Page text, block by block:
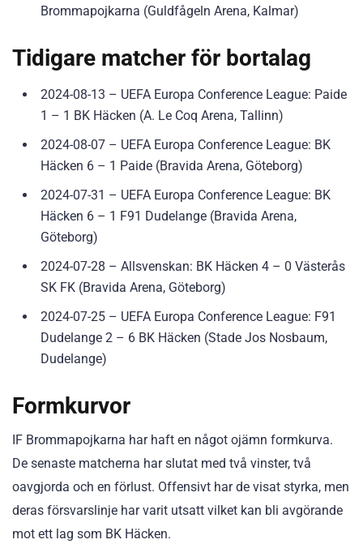
Brommapojkarna (Guldfågeln Arena, Kalmar)
Tidigare matcher för bortalag
2024-08-13 – UEFA Europa Conference League: Paide
1 – 1 BK Häcken (A. Le Coq Arena, Tallinn)
2024-08-07 – UEFA Europa Conference League: BK
Häcken 6 – 1 Paide (Bravida Arena, Göteborg)
2024-07-31 – UEFA Europa Conference League: BK
Häcken 6 – 1 F91 Dudelange (Bravida Arena,
Göteborg)
2024-07-28 – Allsvenskan: BK Häcken 4 – 0 Västerås
SK FK (Bravida Arena, Göteborg)
2024-07-25 – UEFA Europa Conference League: F91
Dudelange 2 – 6 BK Häcken (Stade Jos Nosbaum,
Dudelange)
Formkurvor
IF Brommapojkarna har haft en något ojämn formkurva.
De senaste matcherna har slutat med två vinster, två
oavgjorda och en förlust. Offensivt har de visat styrka, men
deras försvarslinje har varit utsatt vilket kan bli avgörande
mot ett lag som BK Häcken.